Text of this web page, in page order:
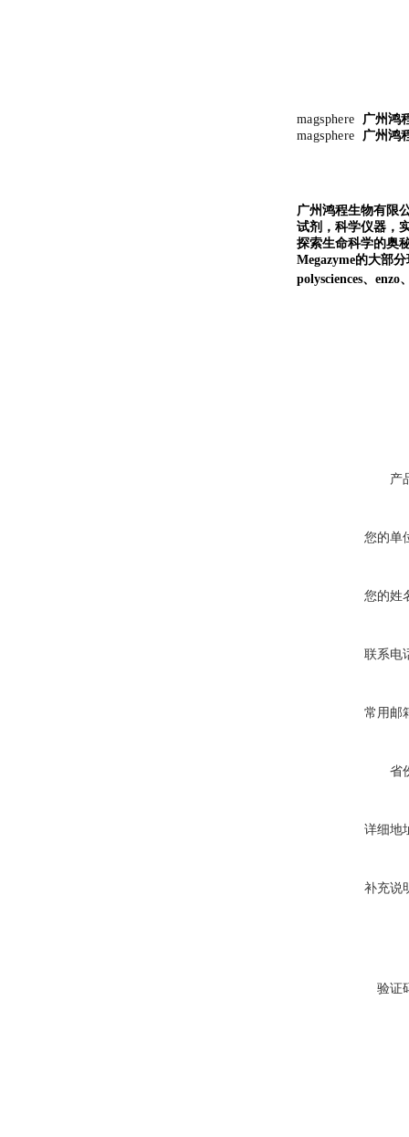
magsphere
广州鸿
magsphere
广州鸿
广州鸿程生物有限
试剂，科学仪器，
探索生命科学的奥
Megazyme的大部
polysciences、
产
您的单
您的姓
联系电
常用邮
省
详细地
补充说
验证